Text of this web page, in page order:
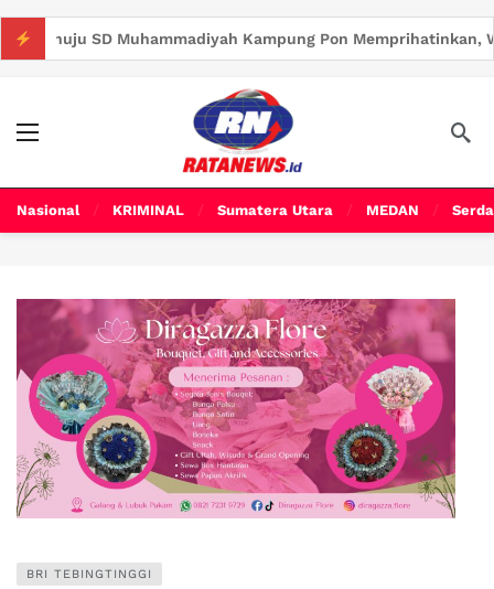
Kampung Pon Memprihatinkan, Warga Harapkan
Nasional KRIMINAL Sumatera Utara MEDAN
BRI TEBINGTINGGI